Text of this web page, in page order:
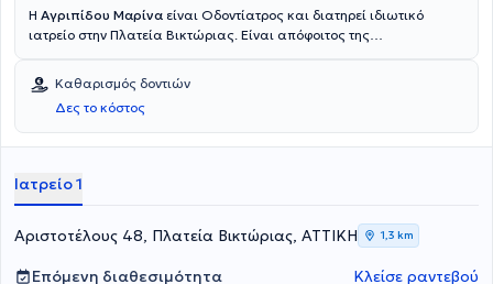
Η Αγριπίδου Μαρίνα είναι Οδοντίατρος και διατηρεί ιδιωτικό
ιατρείο στην Πλατεία Βικτώριας. Είναι απόφοιτος της
εξειδικεύεται στην αισθητική οδοντιατρική και στη στη λεύκανση
δοντιών.
Καθαρισμός δοντιών
Δες το κόστος
Ιατρείο 1
Αριστοτέλους 48, Πλατεία Βικτώριας, ΑΤΤΙΚΗ 1,3 km
Επόμενη διαθεσιμότητα Κλείσε ραντεβού